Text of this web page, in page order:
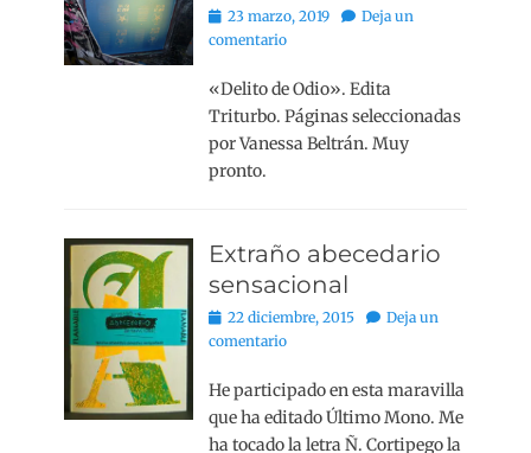
Publicado
el
23 marzo, 2019
Deja un
comentario
«Delito de Odio». Edita
Triturbo. Páginas seleccionadas
por Vanessa Beltrán. Muy
pronto.
Extraño abecedario
sensacional
Publicado
el
22 diciembre, 2015
Deja un
comentario
He participado en esta maravilla
que ha editado Último Mono. Me
ha tocado la letra Ñ. Cortipego la